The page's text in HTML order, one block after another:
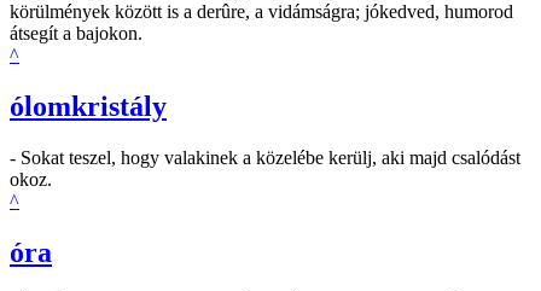
körülmények között is a derûre, a vidámságra; jókedved, humorod
átsegít a bajokon.
^
ólomkristály
- Sokat teszel, hogy valakinek a közelébe kerülj, aki majd csalódást
okoz.
^
óra